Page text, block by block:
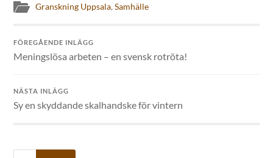
Granskning Uppsala,Samhälle
FÖREGÅENDE INLÄGG
Meningslösa arbeten – en svensk rotröta!
NÄSTA INLÄGG
Sy en skyddande skalhandske för vintern